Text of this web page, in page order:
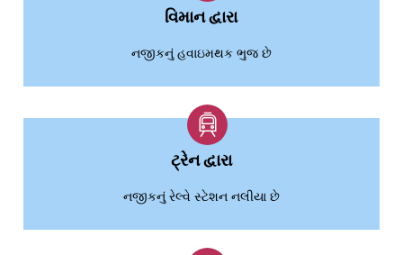
વિમાન દ્વારા
નજીકનું હવાઇમથક ભુજ છે
ટ્રેન દ્વારા
નજીકનું રેલ્વે સ્ટેશન નલીયા છે